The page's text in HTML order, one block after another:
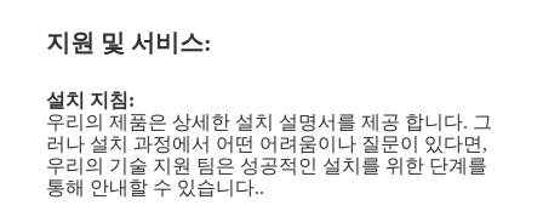
지원 및 서비스:
설치 지침:
우리의 제품은 상세한 설치 설명서를 제공 합니다. 그
러나 설치 과정에서 어떤 어려움이나 질문이 있다면,
우리의 기술 지원 팀은 성공적인 설치를 위한 단계를
통해 안내할 수 있습니다..